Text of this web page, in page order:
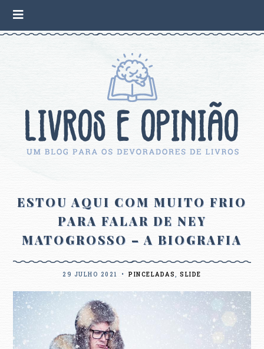
ESTOU AQUI COM MUITO FRIO
PARA FALAR DE NEY
MATOGROSSO – A BIOGRAFIA
29 JULHO 2021 • PINCELADAS, SLIDE